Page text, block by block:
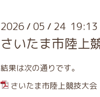
2026 / 05 / 24 19:13
さいたま市陸上
結果は次の通りです。
さいたま市陸上競技大